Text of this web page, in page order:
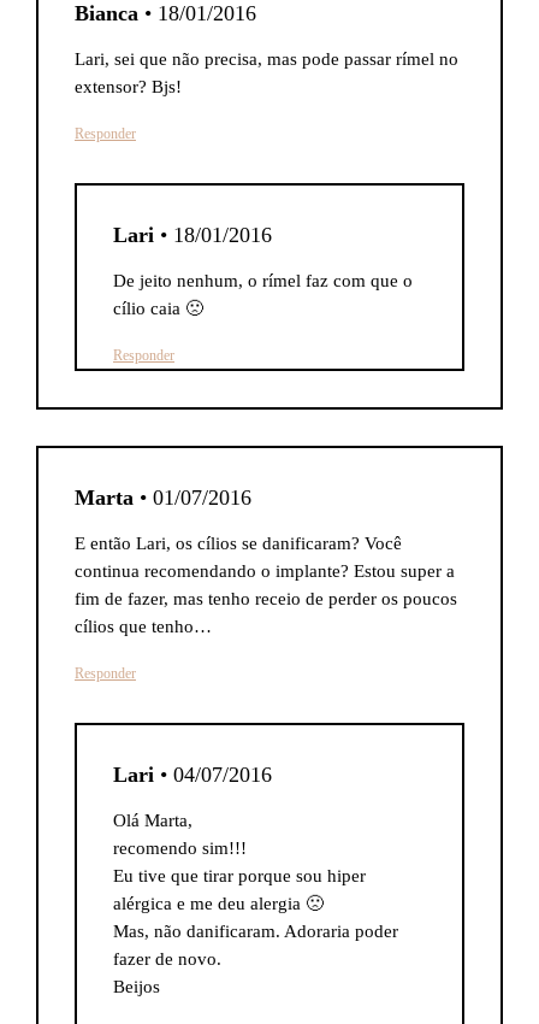
Bianca • 18/01/2016
Lari, sei que não precisa, mas pode passar rímel no
extensor? Bjs!
Responder
Lari • 18/01/2016
De jeito nenhum, o rímel faz com que o
cílio caia 🙁
Responder
Marta • 01/07/2016
E então Lari, os cílios se danificaram? Você
continua recomendando o implante? Estou super a
fim de fazer, mas tenho receio de perder os poucos
cílios que tenho…
Responder
Lari • 04/07/2016
Olá Marta,
recomendo sim!!!
Eu tive que tirar porque sou hiper
alérgica e me deu alergia 🙁
Mas, não danificaram. Adoraria poder
fazer de novo.
Beijos